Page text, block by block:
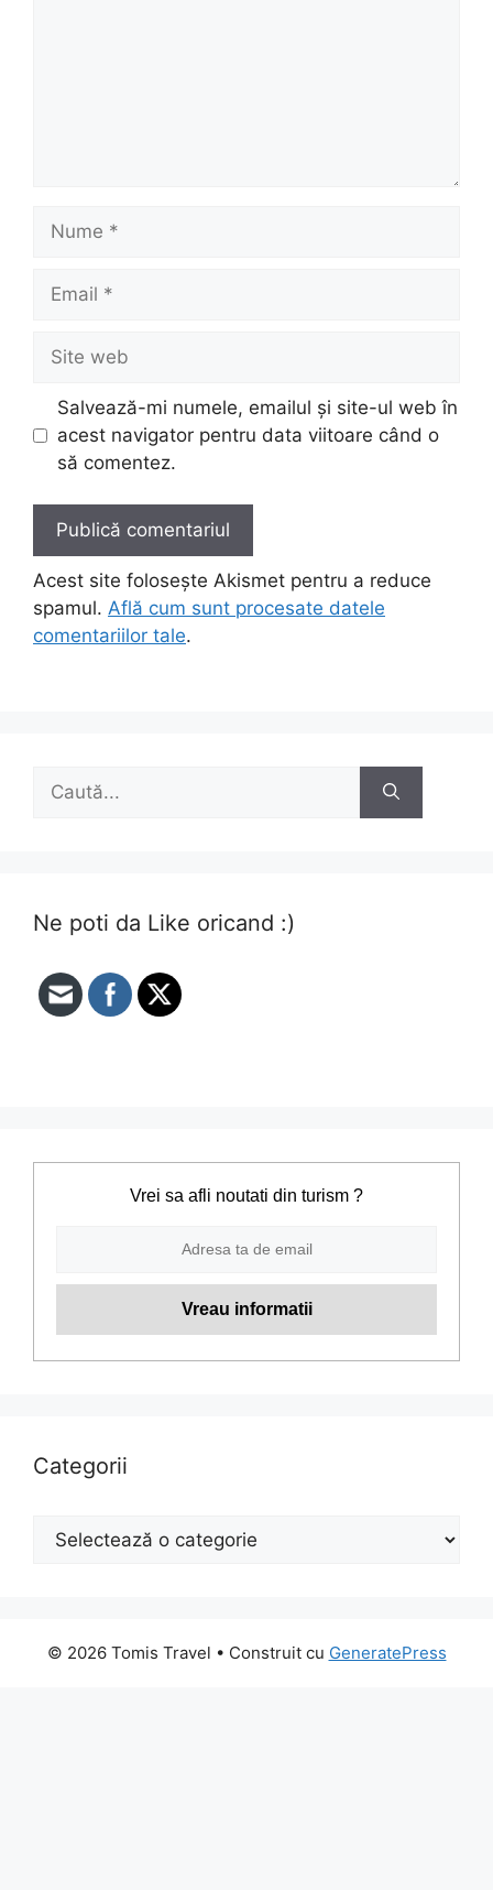
web
Salvează-mi numele, emailul și site-ul web în
acest navigator pentru data viitoare când o
să comentez.
Acest site folosește Akismet pentru a reduce
spamul. Află cum sunt procesate datele
comentariilor tale.
după:
Ne poti da Like oricand :)
Vrei sa afli noutati din turism ?
Categorii
Categorii
© 2026 Tomis Travel • Construit cu GeneratePress